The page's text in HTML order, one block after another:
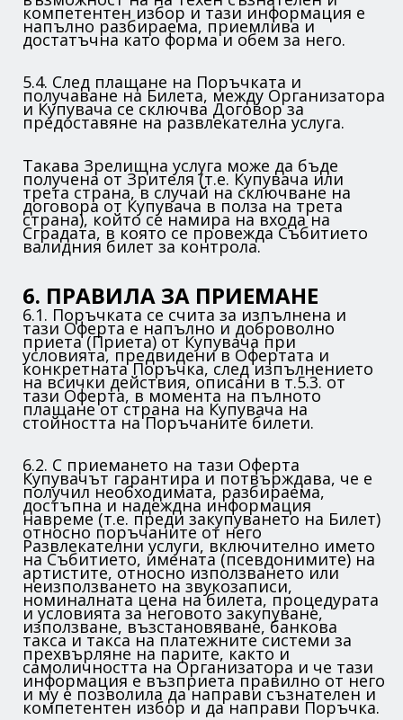
компетентен избор и тази информация е
напълно разбираема, приемлива и
достатъчна като форма и обем за него.
5.4. След плащане на Поръчката и
получаване на Билета, между Организатора
и Купувача се сключва Договор за
предоставяне на развлекателна услуга.
Такава Зрелищна услуга може да бъде
получена от Зрителя (т.е. Купувача или
трета страна, в случай на сключване на
договора от Купувача в полза на трета
страна), който се намира на входа на
Сградата, в която се провежда Събитието
валидния билет за контрола.
6. ПРАВИЛА ЗА ПРИЕМАНЕ
6.1. Поръчката се счита за изпълнена и
тази Оферта е напълно и доброволно
приета (Приета) от Купувача при
условията, предвидени в Офертата и
конкретната Поръчка, след изпълнението
на всички действия, описани в т.5.3. от
тази Оферта, в момента на пълното
плащане от страна на Купувача на
стойността на Поръчаните билети.
6.2. С приемането на тази Оферта
Купувачът гарантира и потвърждава, че е
получил необходимата, разбираема,
достъпна и надеждна информация
навреме (т.е. преди закупуването на Билет)
относно поръчаните от него
Развлекателни услуги, включително името
на Събитието, имената (псевдонимите) на
артистите, относно използването или
неизползването на звукозаписи,
номиналната цена на билета, процедурата
и условията за неговото закупуване,
използване, възстановяване, банкова
такса и такса на платежните системи за
прехвърляне на парите, както и
самоличността на Организатора и че тази
информация е възприета правилно от него
и му е позволила да направи съзнателен и
компетентен избор и да направи Поръчка.